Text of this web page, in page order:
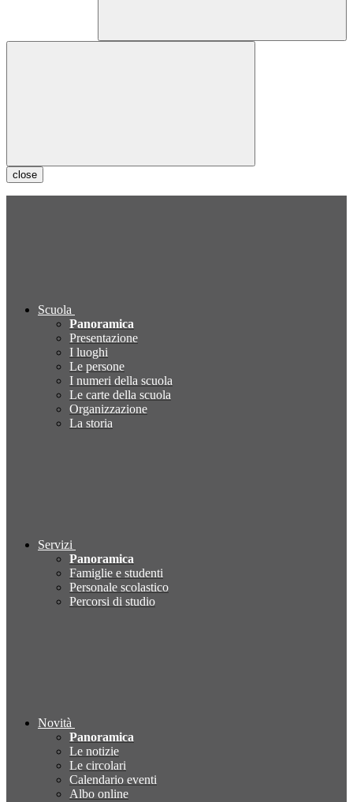
close
Scuola
Panoramica
Presentazione
I luoghi
Le persone
I numeri della scuola
Le carte della scuola
Organizzazione
La storia
Servizi
Panoramica
Famiglie e studenti
Personale scolastico
Percorsi di studio
Novità
Panoramica
Le notizie
Le circolari
Calendario eventi
Albo online